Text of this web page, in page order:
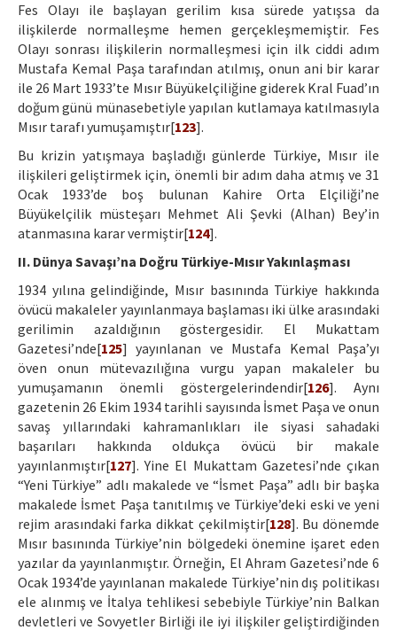
Fes Olayı ile başlayan gerilim kısa sürede yatışsa da
ilişkilerde normalleşme hemen gerçekleşmemiştir. Fes
Olayı sonrası ilişkilerin normalleşmesi için ilk ciddi adım
Mustafa Kemal Paşa tarafından atılmış, onun ani bir karar
ile 26 Mart 1933’te Mısır Büyükelçiliğine giderek Kral Fuad’ın
doğum günü münasebetiyle yapılan kutlamaya katılmasıyla
Mısır tarafı yumuşamıştır[123].
Bu krizin yatışmaya başladığı günlerde Türkiye, Mısır ile
ilişkileri geliştirmek için, önemli bir adım daha atmış ve 31
Ocak 1933’de boş bulunan Kahire Orta Elçiliği’ne
Büyükelçilik müsteşarı Mehmet Ali Şevki (Alhan) Bey’in
atanmasına karar vermiştir[124].
II. Dünya Savaşı’na Doğru Türkiye-Mısır Yakınlaşması
1934 yılına gelindiğinde, Mısır basınında Türkiye hakkında
övücü makaleler yayınlanmaya başlaması iki ülke arasındaki
gerilimin azaldığının göstergesidir. El Mukattam
Gazetesi’nde[125] yayınlanan ve Mustafa Kemal Paşa’yı
öven onun mütevazılığına vurgu yapan makaleler bu
yumuşamanın önemli göstergelerindendir[126]. Aynı
gazetenin 26 Ekim 1934 tarihli sayısında İsmet Paşa ve onun
savaş yıllarındaki kahramanlıkları ile siyasi sahadaki
başarıları hakkında oldukça övücü bir makale
yayınlanmıştır[127]. Yine El Mukattam Gazetesi’nde çıkan
“Yeni Türkiye” adlı makalede ve “İsmet Paşa” adlı bir başka
makalede İsmet Paşa tanıtılmış ve Türkiye’deki eski ve yeni
rejim arasındaki farka dikkat çekilmiştir[128]. Bu dönemde
Mısır basınında Türkiye’nin bölgedeki önemine işaret eden
yazılar da yayınlanmıştır. Örneğin, El Ahram Gazetesi’nde 6
Ocak 1934’de yayınlanan makalede Türkiye’nin dış politikası
ele alınmış ve İtalya tehlikesi sebebiyle Türkiye’nin Balkan
devletleri ve Sovyetler Birliği ile iyi ilişkiler geliştirdiğinden